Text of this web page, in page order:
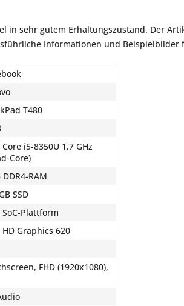
in sehr gutem Erhaltungszustand. Der
Informationen und Beispielbilder
T480
i5-8350U 1,7 GHz
Core)
DDR4-RAM
SSD
Plattform
Graphics 620
FHD (1920x1080),